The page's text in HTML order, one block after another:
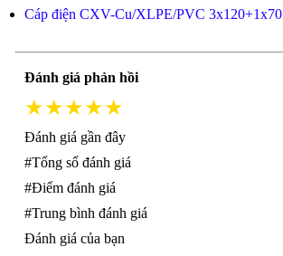
Cáp điện CXV-Cu/XLPE/PVC 3x120+1x70
Đánh giá phản hồi
★★★★★
Đánh giá gần đây
#Tổng số đánh giá
#Điểm đánh giá
#Trung bình đánh giá
Đánh giá của bạn